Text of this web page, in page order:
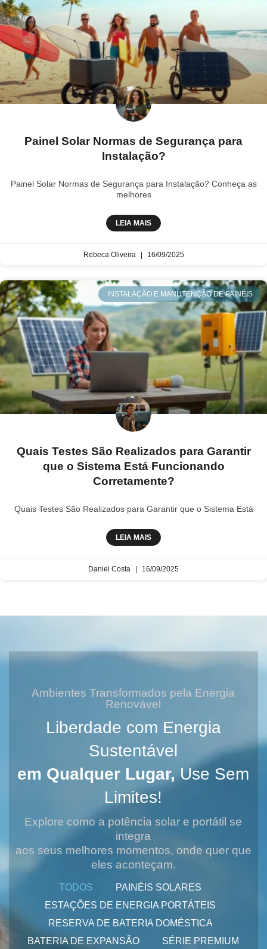
Painel Solar Normas de Segurança para
Instalação?
Painel Solar Normas de Segurança para Instalação? Conheça as
melhores
LEIA MAIS
Rebeca Oliveira 16/09/2025
INSTALAÇÃO E MANUTENÇÃO DE PAINÉIS
Quais Testes São Realizados para Garantir
que o Sistema Está Funcionando
Corretamente?
Quais Testes São Realizados para Garantir que o Sistema Está
LEIA MAIS
Daniel Costa 16/09/2025
Ambientes Transformados pela Energia
Renovável
Liberdade com Energia
Sustentável
em Qualquer Lugar,Use Sem
Limites!
Explore como a potência solar e portátil se
integra
aos seus melhores momentos, onde quer que
eles aconteçam.
TODOS
PAINÉIS SOLARES
ESTAÇÕES DE ENERGIA PORTÁTEIS
RESERVA DE BATERIA DOMÉSTICA
BATERIA DE EXPANSÃO
SÉRIE PREMIUM